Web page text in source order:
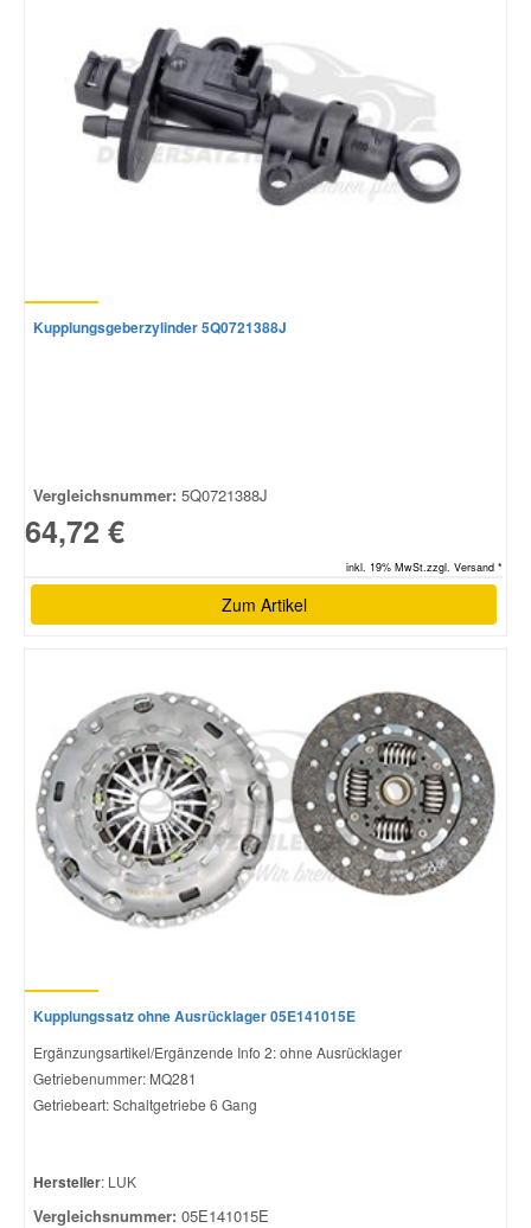
Kupplungsgeberzylinder 5Q0721388J
Vergleichsnummer: 5Q0721388J
64,72 €
inkl. 19% MwSt.zzgl. Versand *
Zum Artikel
Kupplungssatz ohne Ausrücklager 05E141015E
Ergänzungsartikel/Ergänzende Info 2: ohne Ausrücklager
Getriebenummer: MQ281
Getriebeart: Schaltgetriebe 6 Gang
Hersteller: LUK
Vergleichsnummer: 05E141015E